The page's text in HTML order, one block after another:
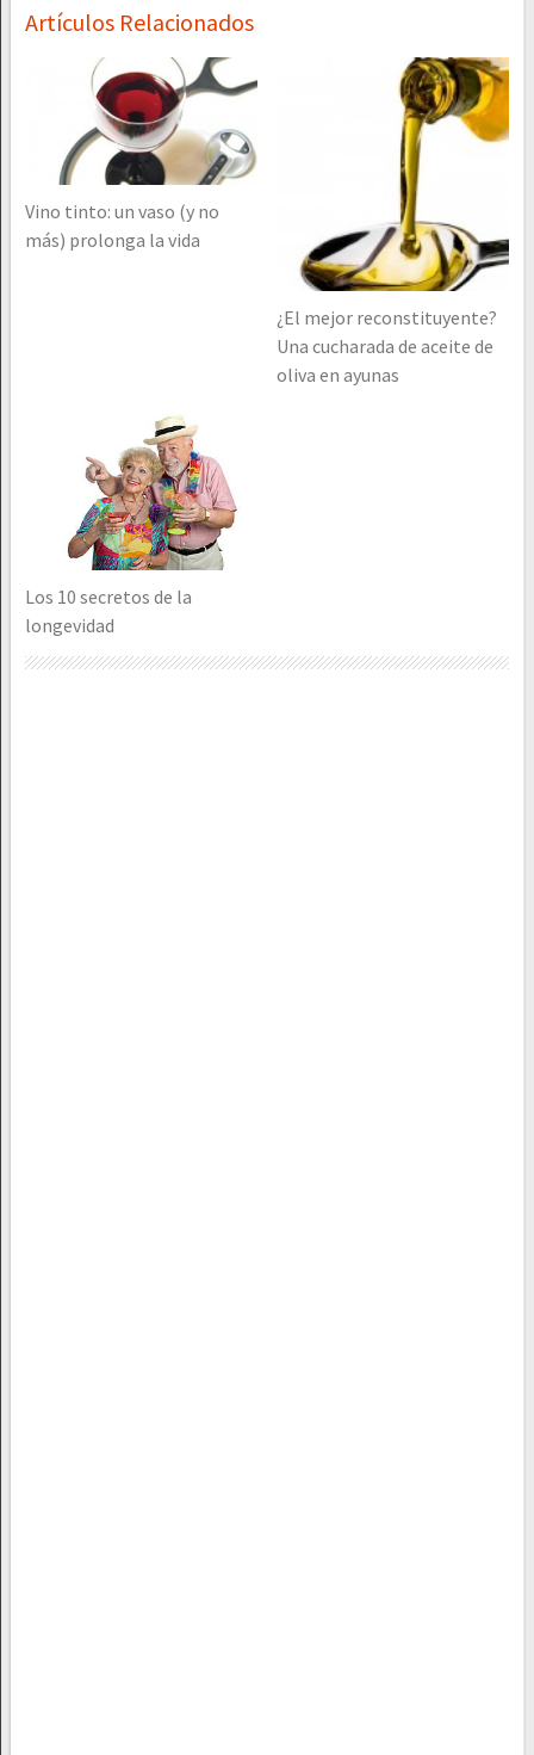
Artículos Relacionados
Vino tinto: un vaso (y no
más) prolonga la vida
¿El mejor reconstituyente?
Una cucharada de aceite de
oliva en ayunas
Los 10 secretos de la
longevidad